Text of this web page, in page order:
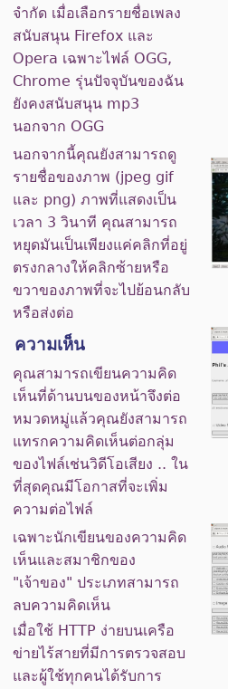
จำกัด เมื่อเลือกรายชื่อเพลง
สนับสนุน Firefox และ
Opera เฉพาะไฟล์ OGG,
Chrome รุ่นปัจจุบันของฉัน
ยังคงสนับสนุน mp3
นอกจาก OGG
นอกจากนี้คุณยังสามารถดู
รายชื่อของภาพ (jpeg gif
และ png) ภาพที่แสดงเป็น
เวลา 3 วินาที คุณสามารถ
หยุดมันเป็นเพียงแค่คลิกที่อยู่
ตรงกลางให้คลิกซ้ายหรือ
ขวาของภาพที่จะไปย้อนกลับ
หรือส่งต่อ
ความเห็น
คุณสามารถเขียนความคิด
เห็นที่ด้านบนของหน้าจึงต่อ
หมวดหมู่แล้วคุณยังสามารถ
แทรกความคิดเห็นต่อกลุ่ม
ของไฟล์เช่นวิดีโอเสียง .. ใน
ที่สุดคุณมีโอกาสที่จะเพิ่ม
ความต่อไฟล์
เฉพาะนักเขียนของความคิด
เห็นและสมาชิกของ
"เจ้าของ" ประเภทสามารถ
ลบความคิดเห็น
เมื่อใช้ HTTP ง่ายบนเครือ
ข่ายไร้สายที่มีการตรวจสอบ
และผู้ใช้ทุกคนได้รับการ